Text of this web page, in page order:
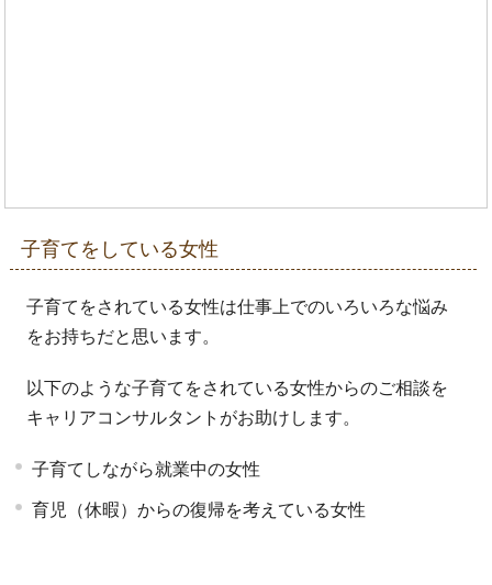
子育てをしている女性
子育てをされている女性は仕事上でのいろいろな悩み
をお持ちだと思います。
以下のような子育てをされている女性からのご相談を
キャリアコンサルタントがお助けします。
子育てしながら就業中の女性
育児（休暇）からの復帰を考えている女性